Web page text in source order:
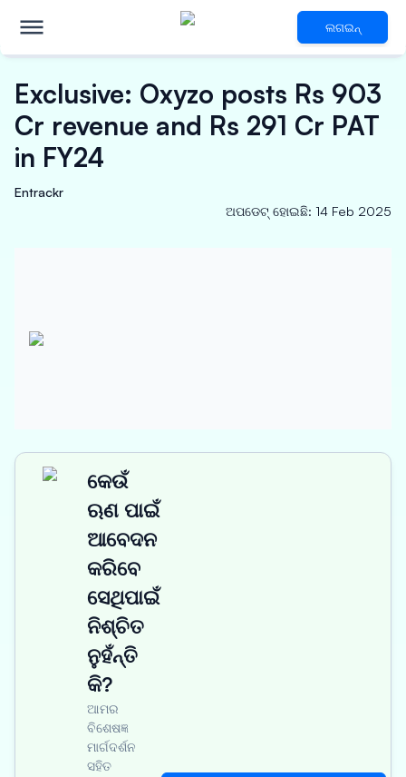
ଲଗଇନ୍
Exclusive: Oxyzo posts Rs 903
Cr revenue and Rs 291 Cr PAT
in FY24
Entrackr
ଅପଡେଟ୍ ହୋଇଛି: 14 Feb 2025
କେଉଁ
ଋଣ ପାଇଁ
ଆବେଦନ
କରିବେ
ସେଥିପାଇଁ
ନିଶ୍ଚିତ
ନୁହଁନ୍ତି
କି?
ଆମର
ବିଶେଷଜ୍ଞ
ମାର୍ଗଦର୍ଶନ
ସହିତ